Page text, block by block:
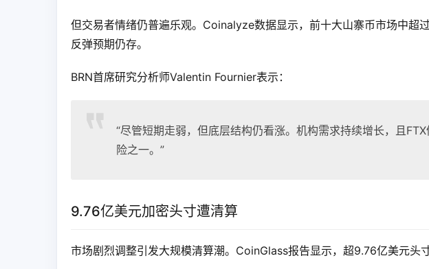
但交易者情绪仍普遍乐观。Coinalyze数据显示，前十大山寨币市场中超
反弹预期仍存。
BRN首席研究分析师Valentin Fournier表示：
“尽管短期走弱，但底层结构仍看涨。机构需求持续增长，且
险之一。”
9.76亿美元加密头寸遭清算
市场剧烈调整引发大规模清算潮。CoinGlass报告显示，超9.76亿美元头